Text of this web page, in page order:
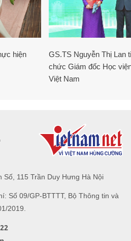
hiện
GS.TS Nguyễn Thị Lan
chức Giám đốc Học
Việt Nam
115 Trần Duy Hưng Hà Nội
Số 09/GP-BTTTT, Bộ Thông tin và
2019.